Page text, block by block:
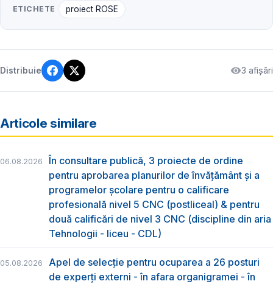
ETICHETE proiect ROSE
Distribuie 3 afișări
Articole similare
06.08.2026
În consultare publică, 3 proiecte de ordine
pentru aprobarea planurilor de învățământ și a
programelor școlare pentru o calificare
profesională nivel 5 CNC (postliceal) & pentru
două calificări de nivel 3 CNC (discipline din aria
Tehnologii - liceu - CDL)
05.08.2026
Apel de selecție pentru ocuparea a 26 posturi
de experți externi - în afara organigramei - în